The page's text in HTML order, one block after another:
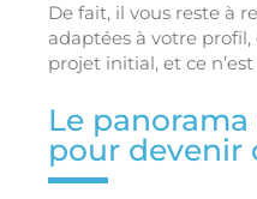
De fait, il vous reste à
adaptées à votre
projet initial, et ce
Le
pour devenir